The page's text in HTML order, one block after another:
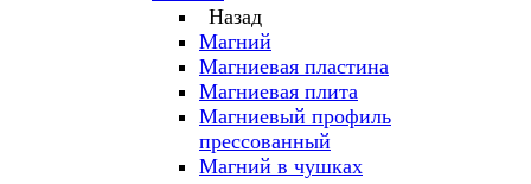
Назад
Магний
Магниевая пластина
Магниевая плита
Магниевый профиль
прессованный
Магний в чушках